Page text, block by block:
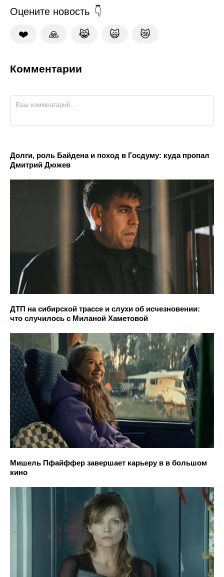
Оцените новость
❤️ 🙏 😹 🙀 😿
Комментарии
Долги, роль Байдена и поход в Госдуму: куда пропал
Дмитрий Дюжев
ДТП на сибирской трассе и слухи об исчезновении:
что случилось с Миланой Хаметовой
Мишель Пфайффер завершает карьеру в в большом
кино